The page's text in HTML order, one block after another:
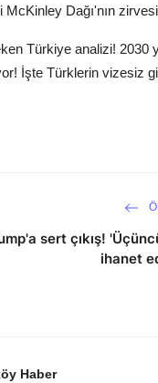
Dağı'nın
Türkiye analizi! 2030
İşte Türklerin vizesiz
sert çıkış!
ihanet
Haber